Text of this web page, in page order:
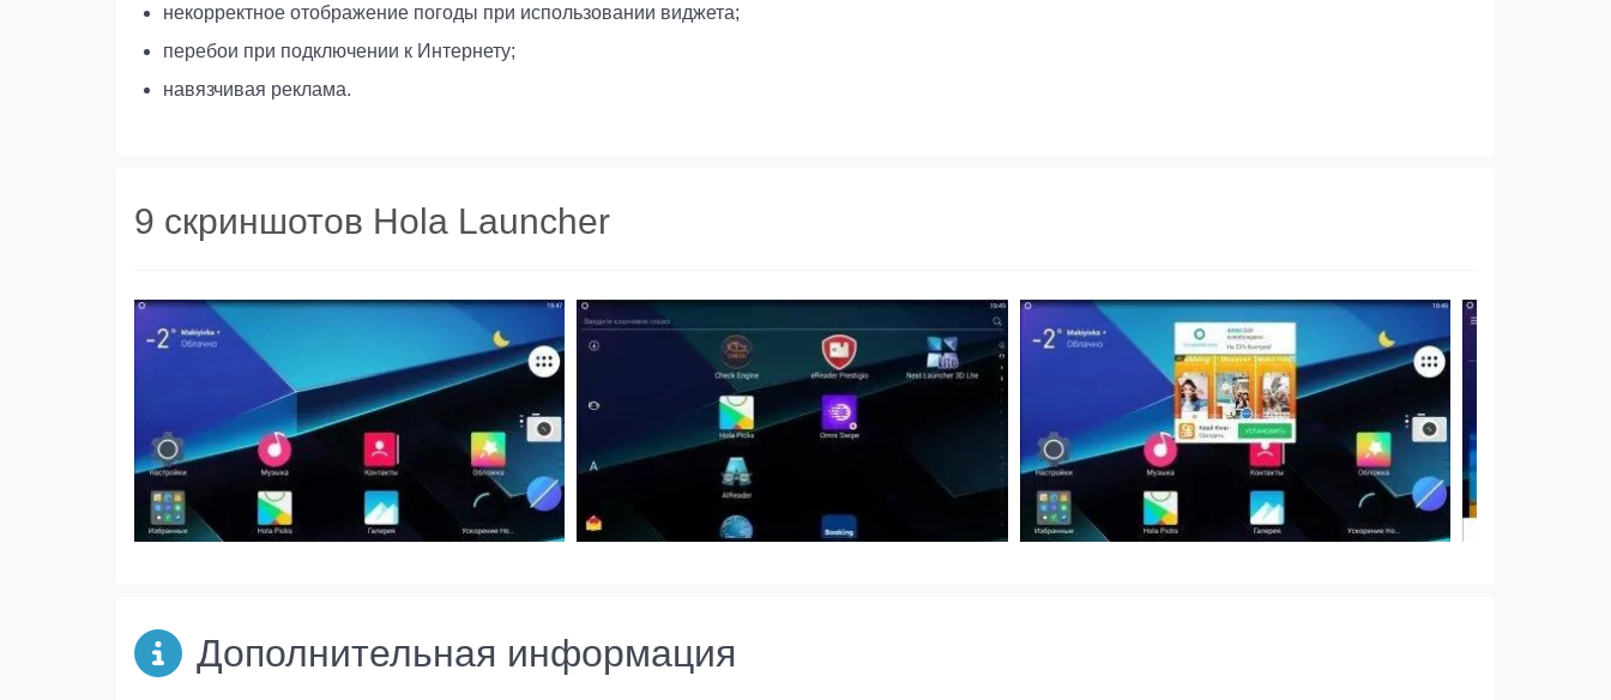
некорректное отображение погоды при использовании виджета;
перебои при подключении к Интернету;
навязчивая реклама.
9 скриншотов Hola Launcher
Дополнительная информация